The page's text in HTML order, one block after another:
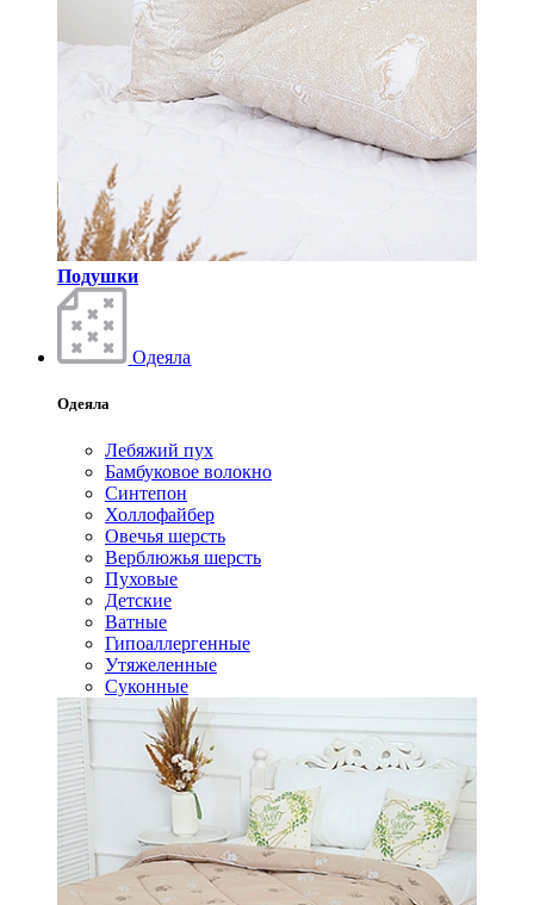
Подушки
Одеяла
Одеяла
Лебяжий пух
Бамбуковое волокно
Синтепон
Холлофайбер
Овечья шерсть
Верблюжья шерсть
Пуховые
Детские
Ватные
Гипоаллергенные
Утяжеленные
Суконные